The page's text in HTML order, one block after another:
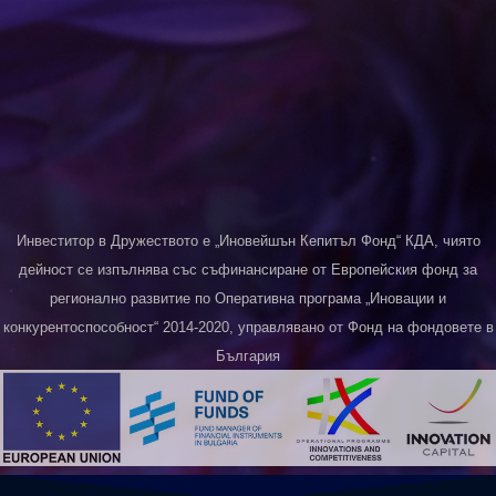
Инвеститор в Дружеството е „Иновейшън Кепитъл Фонд“ КДА, чиято
дейност се изпълнява със съфинансиране от Европейския фонд за
регионално развитие по Оперативна програма „Иновации и
конкурентоспособност“ 2014-2020, управлявано от Фонд на фондовете в
България